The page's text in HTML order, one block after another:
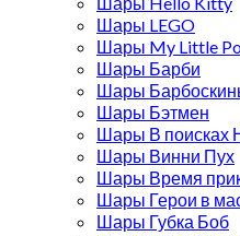
Шары LEGO
Шары My Little
Шары Барби
Шары
Шары Бэтмен
Шары В поисках
Шары Винни Пух
Шары Время
Шары Герои в
Шары Губка Боб